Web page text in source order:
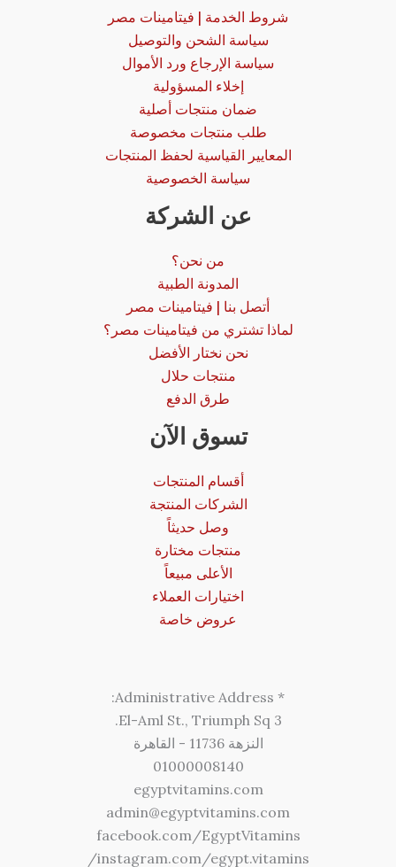
شروط الخدمة | فيتامينات مصر
سياسة الشحن والتوصيل
سياسة الإرجاع ورد الأموال
إخلاء المسؤولية
ضمان منتجات أصلية
طلب منتجات مخصوصة
المعايير القياسية لحفظ المنتجات
سياسة الخصوصية
عن الشركة
من نحن؟
المدونة الطبية
أتصل بنا | فيتامينات مصر
لماذا تشتري من فيتامينات مصر؟
نحن نختار الأفضل
منتجات حلال
طرق الدفع
تسوق الآن
أقسام المنتجات
الشركات المنتجة
وصل حديثاً
منتجات مختارة
الأعلى مبيعاً
اختيارات العملاء
عروض خاصة
* Administrative Address:
النزهة 11736 - القاهرة
01000008140
egyptvitamins.com
admin@egyptvitamins.com
facebook.com/EgyptVitamins
instagram.com/egypt.vitamins/